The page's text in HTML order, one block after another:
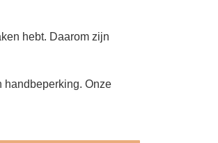
hebt. Daarom zijn
handbeperking. Onze